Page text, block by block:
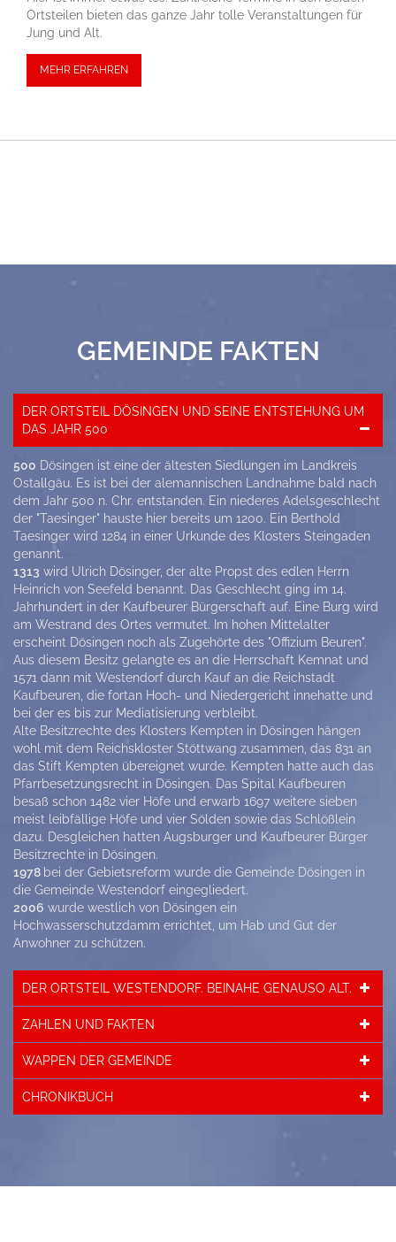
Ortsteilen bieten das ganze Jahr tolle Veran­stal­tungen für
Jung und Alt.
MEHR ERFAHREN
GEMEINDE FAKTEN
DER ORTSTEIL DÖSINGEN UND SEINE ENTSTEHUNG UM
DAS JAHR 500
500 Dösingen ist eine der ältesten Siedlungen im Landkreis
Ostallgäu. Es ist bei der alemannischen Landnahme bald nach
dem Jahr 500 n. Chr. entstanden. Ein niederes Adelsgeschlecht
der "Taesinger" hauste hier bereits um 1200. Ein Berthold
Taesinger wird 1284 in einer Urkunde des Klosters Steingaden
genannt.
1313 wird Ulrich Dösinger, der alte Propst des edlen Herrn
Heinrich von Seefeld benannt. Das Geschlecht ging im 14.
Jahrhundert in der Kaufbeurer Bürgerschaft auf. Eine Burg wird
am Westrand des Ortes vermutet. Im hohen Mittelalter
erscheint Dösingen noch als Zugehörte des "Offizium Beuren".
Aus diesem Besitz gelangte es an die Herrschaft Kemnat und
1571 dann mit Westendorf durch Kauf an die Reichstadt
Kaufbeuren, die fortan Hoch- und Niedergericht innehatte und
bei der es bis zur Mediatisierung verbleibt.
Alte Besitzrechte des Klosters Kempten in Dösingen hängen
wohl mit dem Reichskloster Stöttwang zusammen, das 831 an
das Stift Kempten übereignet wurde. Kempten hatte auch das
Pfarrbesetzungsrecht in Dösingen. Das Spital Kaufbeuren
besaß schon 1482 vier Höfe und erwarb 1697 weitere sieben
meist leibfällige Höfe und vier Sölden sowie das Schlößlein
dazu. Desgleichen hatten Augsburger und Kaufbeurer Bürger
Besitzrechte in Dösingen.
1978 bei der Gebietsreform wurde die Gemeinde Dösingen in
die Gemeinde Westendorf eingegliedert.
2006 wurde westlich von Dösingen ein
Hochwasserschutzdamm errichtet, um Hab und Gut der
Anwohner zu schützen.
DER ORTSTEIL WESTENDORF. BEINAHE GENAUSO ALT.
ZAHLEN UND FAKTEN
WAPPEN DER GEMEINDE
CHRONIKBUCH